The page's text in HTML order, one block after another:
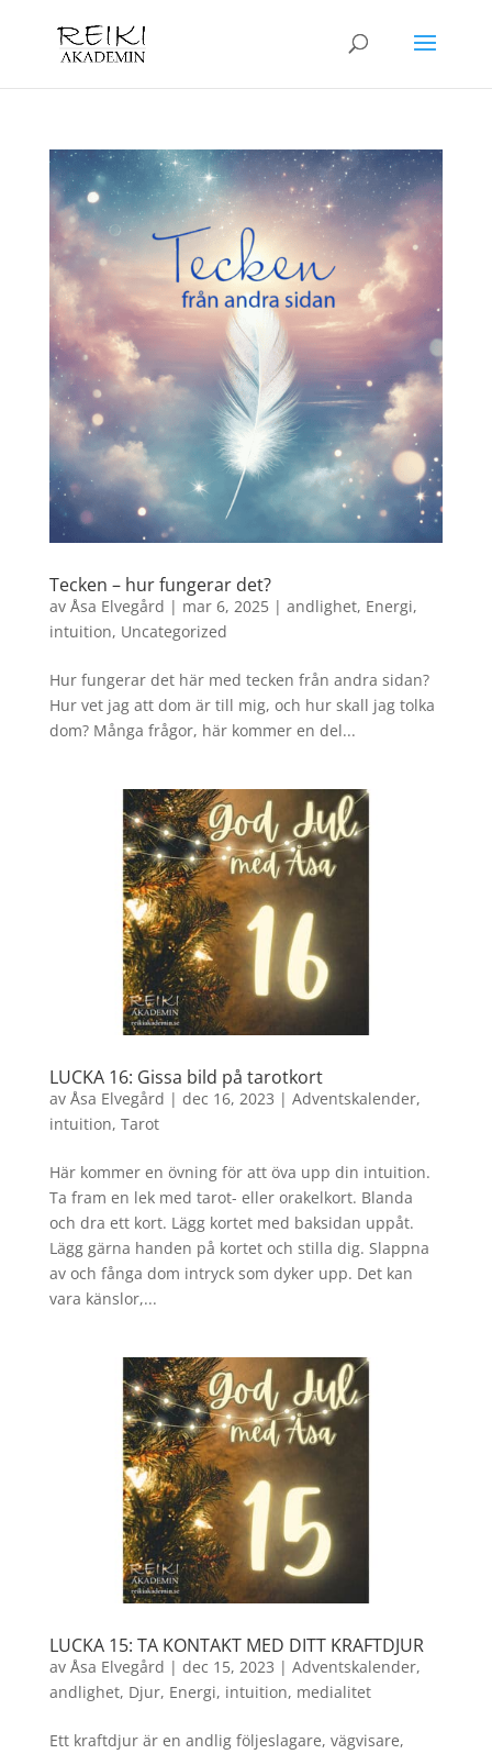
Tecken – hur fungerar det?
av Åsa Elvegård | mar 6, 2025| andlighet, Energi,
intuition, Uncategorized
Hur fungerar det här med tecken från andra sidan?
Hur vet jag att dom är till mig, och hur skall jag tolka
dom? Många frågor, här kommer en del...
LUCKA 16: Gissa bild på tarotkort
av Åsa Elvegård | dec 16, 2023 | Adventskalender,
intuition, Tarot
Här kommer en övning för att öva upp din intuition.
Ta fram en lek med tarot- eller orakelkort. Blanda
och dra ett kort. Lägg kortet med baksidan uppåt.
Lägg gärna handen på kortet och stilla dig. Slappna
av och fånga dom intryck som dyker upp. Det kan
vara känslor,...
LUCKA 15: TA KONTAKT MED DITT KRAFTDJUR
av Åsa Elvegård | dec 15, 2023 | Adventskalender,
andlighet, Djur, Energi, intuition, medialitet
Ett kraftdjur är en andlig följeslagare, vägvisare,